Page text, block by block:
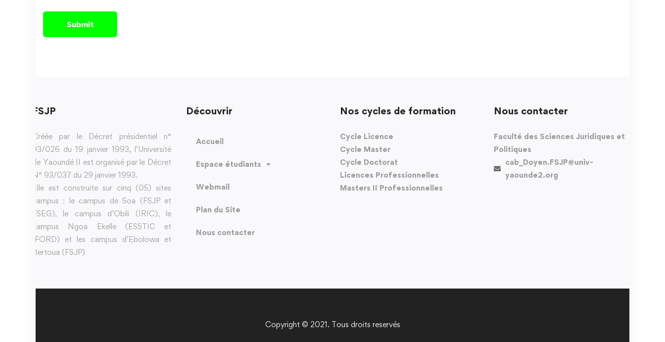
FSJP
Créée par le Décret présidentiel n°
93/026 du 19 janvier 1993, l’Université
de Yaoundé II est organisé par le Décret
N° 93/037 du 29 janvier 1993.
Elle est construite sur cinq (05) sites
campus : le campus de Soa (FSJP et
FSEG), le campus d’Obili (IRIC), le
campus Ngoa Ekelle (ESSTIC et
IFORD) et les campus d’Ebolowa et
Bertoua (FSJP)
Découvrir
Accueil
Espace étudiants
Webmail
Plan du Site
Nous contacter
Nos cycles de formation
Cycle Licence
Cycle Master
Cycle Doctorat
Licences Professionnelles
Masters II Professionnelles
Nous contacter
Faculté des Sciences Juridiques et
Politiques
cab_Doyen.FSJP@univ-
yaounde2.org
Copyright © 2021. Tous droits reservés